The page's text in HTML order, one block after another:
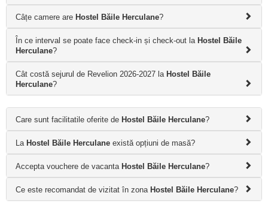
Câțe camere are Hostel Băile Herculane?
În ce interval se poate face check-in și check-out la Hostel Băile
Herculane?
Cât costă sejurul de Revelion 2026-2027 la Hostel Băile
Herculane?
Care sunt facilitatile oferite de Hostel Băile Herculane?
La Hostel Băile Herculane există opțiuni de masă?
Accepta vouchere de vacanta Hostel Băile Herculane?
Ce este recomandat de vizitat în zona Hostel Băile Herculane?